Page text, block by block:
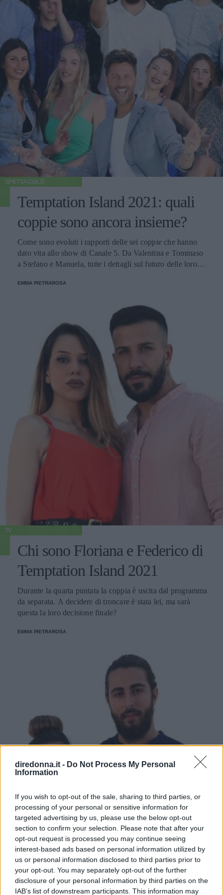
diredonna.it - Do Not Process My Personal
Information
If you wish to opt-out of the sale, sharing to third parties, or
processing of your personal or sensitive information for
targeted advertising by us, please use the below opt-out
section to confirm your selection. Please note that after your
opt-out request is processed you may continue seeing
interest-based ads based on personal information utilized by
us or personal information disclosed to third parties prior to
your opt-out. You may separately opt-out of the further
disclosure of your personal information by third parties on the
IAB’s list of downstream participants. This information may
SPETTACOLO
Temptation Island 2021: quali
coppie sono ancora insieme?
Come sono evoluti i rapporti delle sei coppie che hanno
dato vita allo show di Canale 5. Da Valentina e Tommaso
a Stefano e Manuela, tutte i dettagli sul futuro delle loro
EMMA PIETRAROSA
TV
Chi sono Floriana e Federico di
Temptation Island 2021
Durante la quarta puntata la coppia è uscita dal programma
da separata. A decidere di troncare è stata lei, ma sarà
questa la loro decisione finale?
EMMA PIETRAROSA